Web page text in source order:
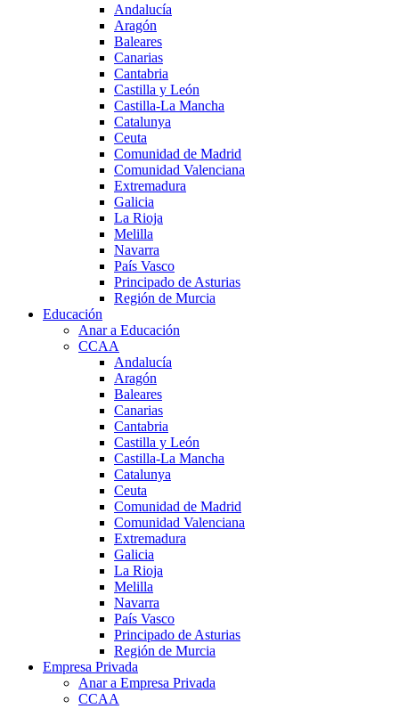
Andalucía
Aragón
Baleares
Canarias
Cantabria
Castilla y León
Castilla-La Mancha
Catalunya
Ceuta
Comunidad de Madrid
Comunidad Valenciana
Extremadura
Galicia
La Rioja
Melilla
Navarra
País Vasco
Principado de Asturias
Región de Murcia
Educación
Anar a Educación
CCAA
Andalucía
Aragón
Baleares
Canarias
Cantabria
Castilla y León
Castilla-La Mancha
Catalunya
Ceuta
Comunidad de Madrid
Comunidad Valenciana
Extremadura
Galicia
La Rioja
Melilla
Navarra
País Vasco
Principado de Asturias
Región de Murcia
Empresa Privada
Anar a Empresa Privada
CCAA